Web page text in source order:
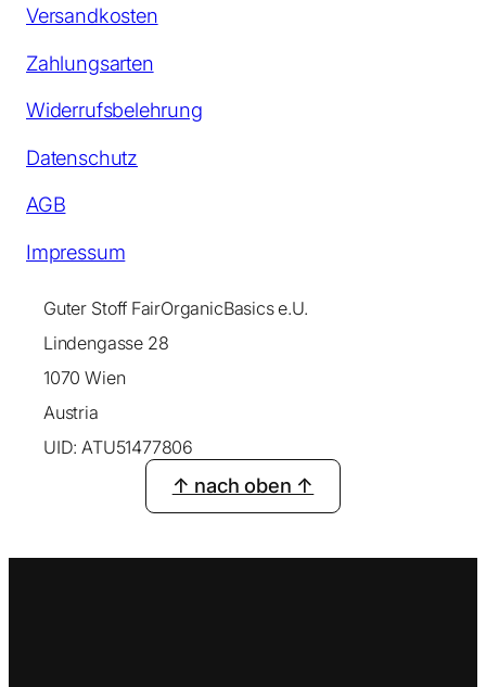
Versandkosten
Zahlungsarten
Widerrufsbelehrung
Datenschutz
AGB
Impressum
Guter Stoff FairOrganicBasics e.U.
Lindengasse 28
1070 Wien
Austria
UID: ATU51477806
↑ nach oben ↑